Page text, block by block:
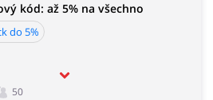
kód: až 5% na všechno
do 5%
50